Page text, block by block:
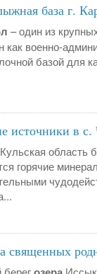
база г.
– один из
как военно-
базой для
источники в
область
горячие
священных